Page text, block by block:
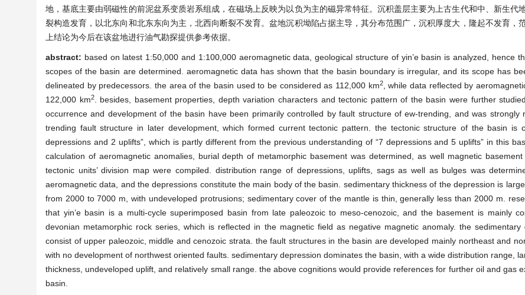
地，基底主要由弱磁性的前泥盆系变质岩系组成，在磁场上反映为以负为主的磁异常特征。沉积盖层主要为上古生代和中、新生代
裂构造发育，以北东向和北东东向为主，北西向断裂不发育。盆地沉积坳陷占据主导，其分布范围广，沉积厚度大，隆起不发育，
上结论为今后在该盆地进行油气勘探提供参考依据。
abstract: based on latest 1:50,000 and 1:100,000 aeromagnetic data, geological structure of yin’e basin is analyzed, hence
scopes of the basin are determined. aeromagnetic data has shown that the basin boundary is irregular, and its scope has
delineated by predecessors. the area of the basin used to be considered as 112,000 km2, while data reflected by
122,000 km2. besides, basement properties, depth variation characters and tectonic pattern of the basin were further
occurrence and development of the basin have been primarily controlled by fault structure of ew-trending, and was strongly
trending fault structure in later development, which formed current tectonic pattern. the tectonic structure of the basin is
depressions and 2 uplifts”, which is partly different from the previous understanding of “7 depressions and 5 uplifts” in this
calculation of aeromagnetic anomalies, burial depth of metamorphic basement was determined, as well magnetic
tectonic units’ division map were compiled. distribution range of depressions, uplifts, sags as well as bulges was
aeromagnetic data, and the depressions constitute the main body of the basin. sedimentary thickness of the depression is
from 2000 to 7000 m, with undeveloped protrusions; sedimentary cover of the mantle is thin, generally less than 2000 m.
that yin’e basin is a multi-cycle superimposed basin from late paleozoic to meso-cenozoic, and the basement is mainly
devonian metamorphic rock series, which is reflected in the magnetic field as negative magnetic anomaly. the sedimentary
consist of upper paleozoic, middle and cenozoic strata. the fault structures in the basin are developed mainly northeast and
with no development of northwest oriented faults. sedimentary depression dominates the basin, with a wide distribution range,
thickness, undeveloped uplift, and relatively small range. the above cognitions would provide references for further oil and gas
basin.